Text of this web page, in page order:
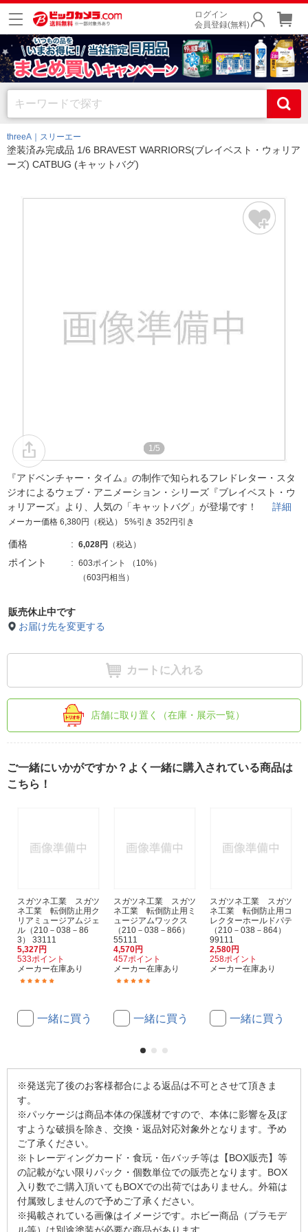
ログイン
会員登録(無料)
threeA｜スリーエー
塗装済み完成品 1/6 BRAVEST WARRIORS(ブレイベスト・ウォリア
ーズ) CATBUG (キャットバグ)
1/5
『アドベンチャー・タイム』の制作で知られるフレドレター・スタ
ジオによるウェブ・アニメーション・シリーズ『ブレイベスト・ウ
ォリアーズ』より、人気の「キャットバグ」が登場です！ 詳細
メーカー価格 6,380円（税込） 5%引き 352円引き
価格 6,028円 （税込）
ポイント 603ポイント （ 10%）
（603円相当）
販売休止中です
お届け先を変更する
カートに入れる
店舗に取り置く（在庫・展示一覧）
ご一緒にいかがですか？よく一緒に購入されている商品は
こちら！
スガツネ工業 スガツ
ネ工業 転倒防止用ク
リアミュージアムジェ
ル（210－038－86
3） 33111
5,327円
533ポイント
メーカー在庫あり
一緒に買う
スガツネ工業 スガツ
ネ工業 転倒防止用ミ
ュージアムワックス
（210－038－866）
55111
4,570円
457ポイント
メーカー在庫あり
一緒に買う
スガツネ工業 スガツ
ネ工業 転倒防止用コ
レクターホールドパテ
（210－038－864）
99111
2,580円
258ポイント
メーカー在庫あり
一緒に買う
※発送完了後のお客様都合による返品は不可とさせて頂きま
す。
※パッケージは商品本体の保護材ですので、本体に影響を及ぼ
すような破損を除き、交換・返品対応対象外となります。予め
ご了承ください。
※トレーディングカード・食玩・缶バッチ等は【BOX販売】等
の記載がない限りパック・個数単位での販売となります。BOX
入り数でご購入頂いてもBOXでの出荷ではありません。外箱は
付属致しませんので予めご了承ください。
※掲載されている画像はイメージです。ホビー商品（プラモデ